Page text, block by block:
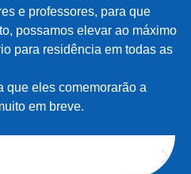
e professores, para que
possamos elevar ao máximo
para residência em todas as
que eles comemorarão a
em breve.